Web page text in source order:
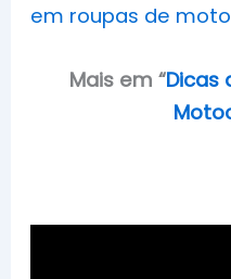
em roupas de
Mais em “Dicas